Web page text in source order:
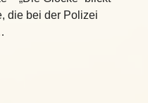
die bei der Polizei